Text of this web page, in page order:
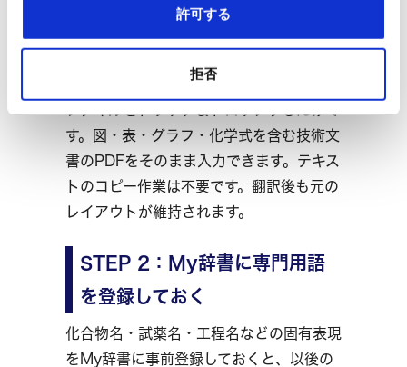
許可する
拒否
STEP 1：PDFをそのままアッ
す。図・表・グラフ・化学式を含む技術文
書のPDFをそのまま入力できます。テキス
トのコピー作業は不要です。翻訳後も元の
レイアウトが維持されます。
STEP 2：My辞書に専門用語
を登録しておく
化合物名・試薬名・工程名などの固有表現
をMy辞書に事前登録しておくと、以後の